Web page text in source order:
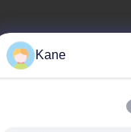
Notre adresse
Adresse de
Baima, zone de
Kane